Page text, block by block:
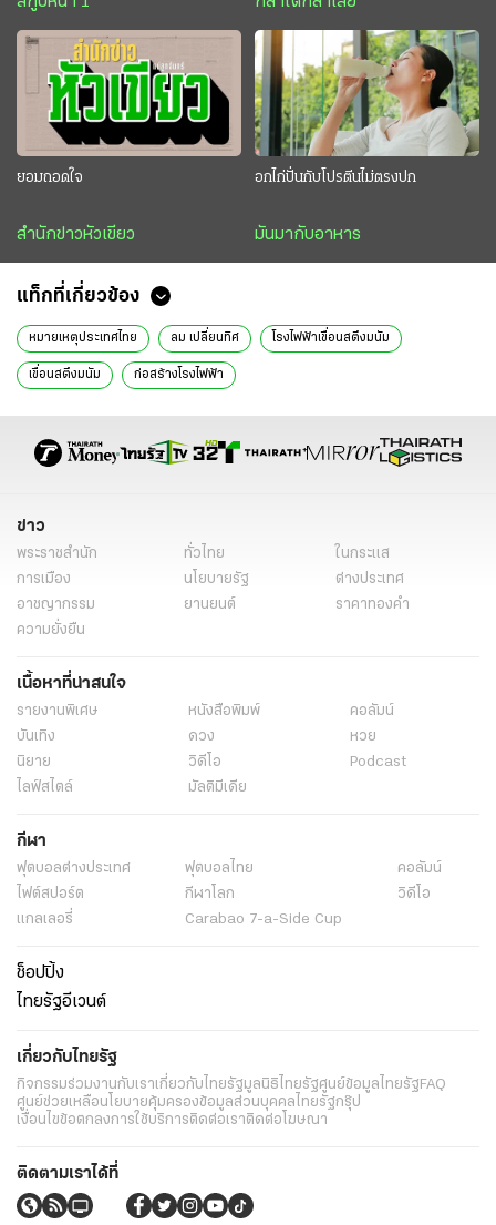
ยอมถอดใจ
สำนักข่าวหัวเขียว
อกไก่ปั่นกับโปรตีนไม่ตรงปก
มันมากับอาหาร
แท็กที่เกี่ยวข้อง
หมายเหตุประเทศไทย ลม เปลี่ยนทิศ โรงไฟฟ้าเขื่อนสตึงมนัม
เขื่อนสตึงมนัม ก่อสร้างโรงไฟฟ้า
ข่าว
พระราชสำนัก ทั่วไทย
ในกระแส
การเมือง
นโยบายรัฐ
ต่างประเทศ
อาชญากรรม
ยานยนต์
ราคาทองคำ
ความยั่งยืน
เนื้อหาที่น่าสนใจ
รายงานพิเศษ หนังสือพิมพ์
คอลัมน์
บันเทิง
ดวง
หวย
นิยาย
วิดีโอ
Podcast
ไลฟ์สไตล์
มัลติมีเดีย
กีฬา
ฟุตบอลต่่างประเทศ ฟุตบอลไทย
คอลัมน์
ไฟต์สปอร์ต
กีฬาโลก
วิดีโอ
แกลเลอรี่
Carabao 7-a-Side Cup
ช็อปปิ้ง
ไทยรัฐอีเวนต์
เกี่ยวกับไทยรัฐ
กิจกรรมร่วมงานกับเราเกี่ยวกับไทยรัฐมูลนิธิไทยรัฐศูนย์ข้อมูลไทยรัฐFAQ
ศูนย์ช่วยเหลือนโยบายคุ้มครองข้อมูลส่วนบุคคลไทยรัฐกรุ๊ป
เงื่อนไขข้อตกลงการใช้บริการติดต่อเราติดต่อโฆษณา
ติดตามเราได้ที่